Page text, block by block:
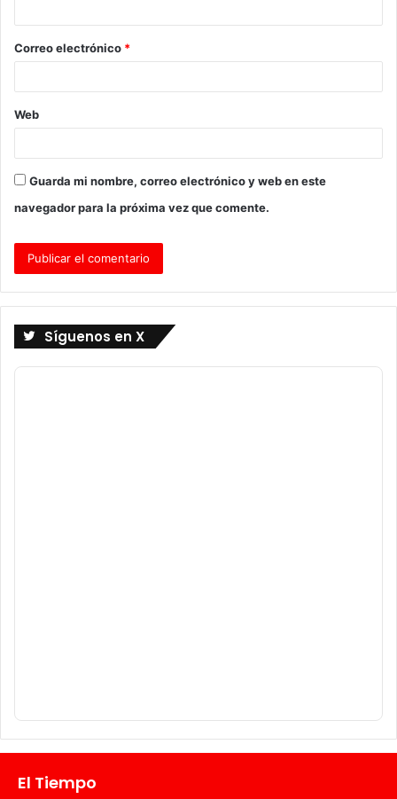
*
Correo electrónico *
Web
Guarda mi nombre, correo electrónico y web en este
navegador para la próxima vez que comente.
Síguenos en X
El Tiempo